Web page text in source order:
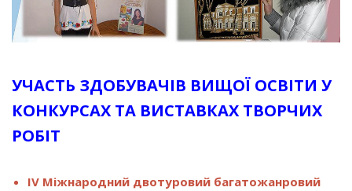
УЧАСТЬ ЗДОБУВАЧІВ ВИЩОЇ ОСВІТИ У
КОНКУРСАХ ТА ВИСТАВКАХ ТВОРЧИХ
РОБІТ
IV Міжнародний двотуровий багатожанровий